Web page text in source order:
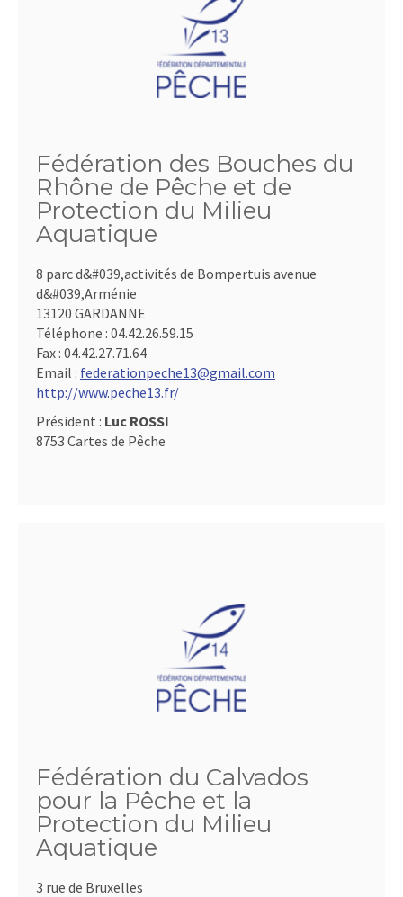
Fédération des Bouches du
Rhône de Pêche et de
Protection du Milieu
Aquatique
8 parc d&#039,activités de Bompertuis avenue
d&#039,Arménie
13120 GARDANNE
Téléphone : 04.42.26.59.15
Fax : 04.42.27.71.64
Email : federationpeche13@gmail.com
http://www.peche13.fr/
Président : Luc ROSSI
8753 Cartes de Pêche
Fédération du Calvados
pour la Pêche et la
Protection du Milieu
Aquatique
3 rue de Bruxelles